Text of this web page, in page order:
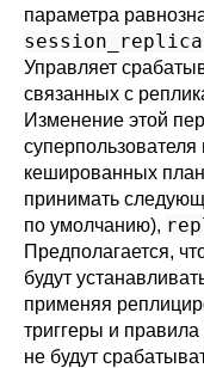
параметра
Управляет
связанных с
Изменение этой
кешированных
принимать
по умолчанию),
Предполагается,
будут
применяя
триггеры и
не будут